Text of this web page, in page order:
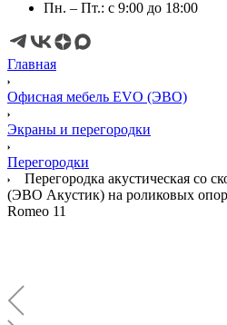
Пн. – Пт.: с 9:00 до 18:00
Главная
Офисная мебель EVO (ЭВО)
Экраны и перегородки
Перегородки
Перегородка акустическая со
(ЭВО Акустик) на роликовых
Romeo 11